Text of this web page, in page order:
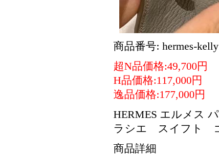
商品番号: hermes-
超N品価格:49,700円
H品価格:117,000円
逸品価格:177,000円
HERMES エルメス
ラシエ スイフト
商品詳細